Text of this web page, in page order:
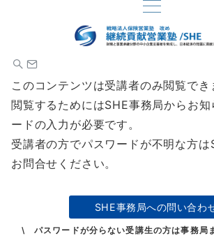
このコンテンツは受講者のみ閲覧でき
閲覧するためにはSHE事務局からお知
ードの入力が必要です。
受講者の方でパスワードが不明な方
お問合せください。
SHE事務局への問い合わ
\ パスワードが分らない受講生の方は事務局